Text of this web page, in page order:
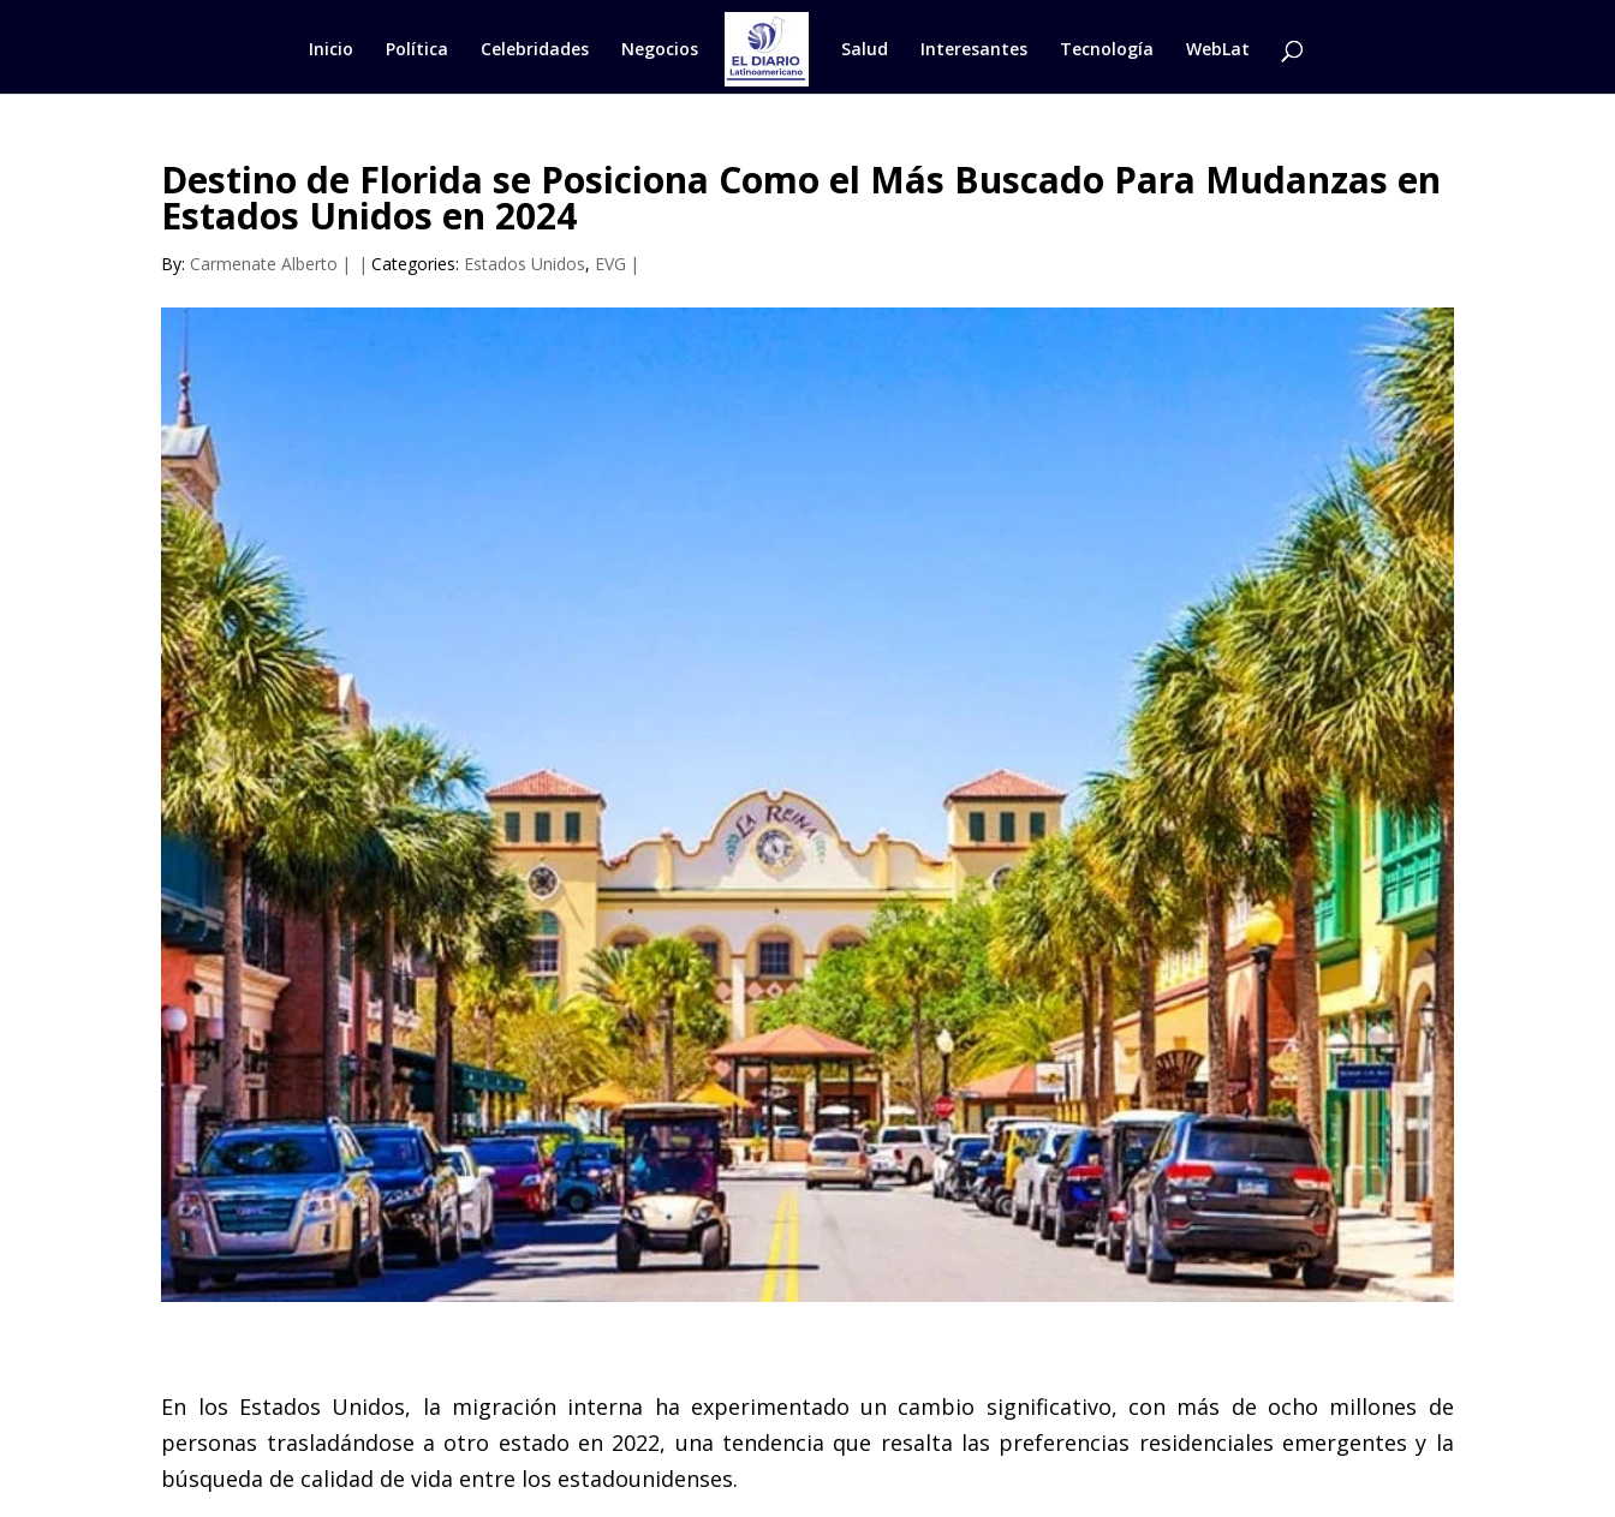
Inicio Política Celebridades Negocios Salud Interesantes Tecnología WebLat
Destino de Florida se Posiciona Como el Más Buscado Para Mudanzas en
Estados Unidos en 2024
By: Carmenate Alberto | | Categories: Estados Unidos, EVG |
En los Estados Unidos, la migración interna ha experimentado un cambio significativo, con más de ocho millones de
personas trasladándose a otro estado en 2022, una tendencia que resalta las preferencias residenciales emergentes y la
búsqueda de calidad de vida entre los estadounidenses.